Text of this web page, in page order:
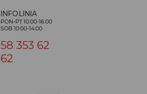
INFOLINIA
PON-PT 10:00-16:00
SOB 10:00-14:00
58 353 62
62